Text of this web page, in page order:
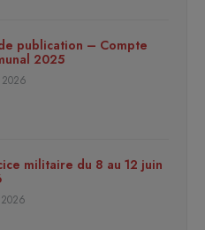
publication – Compte
2025
militaire du 8 au 12 juin